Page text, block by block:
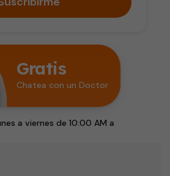
Gratis
Chatea con un Doctor
a viernes de 10:00 AM a